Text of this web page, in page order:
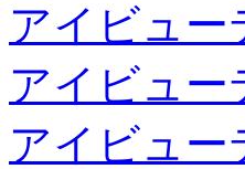
アイビュー
アイビュー
アイビュー